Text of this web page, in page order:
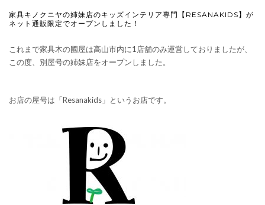
家具キノクニヤの姉妹店のキッズインテリア専門【RESANAKIDS】が
ネット通販限定でオープンしました！
これまで家具木の國屋は高山市内に1店舗のみ運営しておりましたが、
この度、別屋号の姉妹店をオープンしました。
お店の屋号は「Resanakids」というお店です。